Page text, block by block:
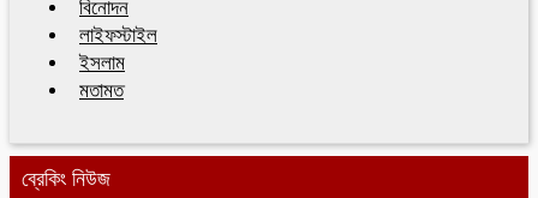
বিনোদন
লাইফস্টাইল
ইসলাম
মতামত
ব্রেকিং নিউজ